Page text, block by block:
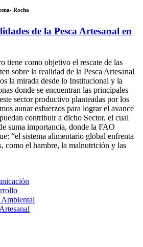
Rocha
de la Pesca Artesanal en
tiene como objetivo el rescate de las
sobre la realidad de la Pesca Artesanal
la mirada desde lo Institucional y la
donde se encuentran las principales
sector productivo planteadas por los
aunar esfuerzos para lograr el avance
contribuir a dicho Sector, el cual
suma importancia, donde la FAO
“el sistema alimentario global enfrenta
como el hambre, la malnutrición y las